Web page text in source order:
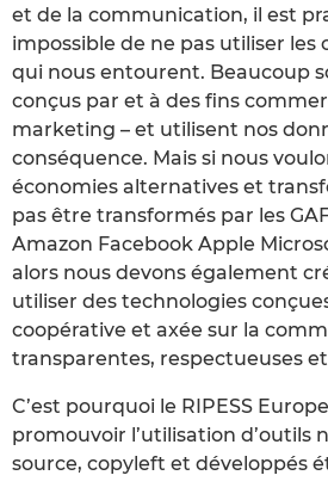
et de la communication, il est
impossible de ne pas utiliser
qui nous entourent. Beaucoup
conçus par et à des fins
marketing – et utilisent nos
conséquence. Mais si nous
économies alternatives et
pas être transformés par les
Amazon Facebook Apple
alors nous devons également
utiliser des technologies
coopérative et axée sur la
transparentes, respectueuses
C’est pourquoi le RIPESS
promouvoir l’utilisation d’outils
source, copyleft et développés